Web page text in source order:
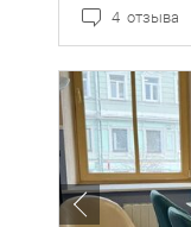
4 отзыва